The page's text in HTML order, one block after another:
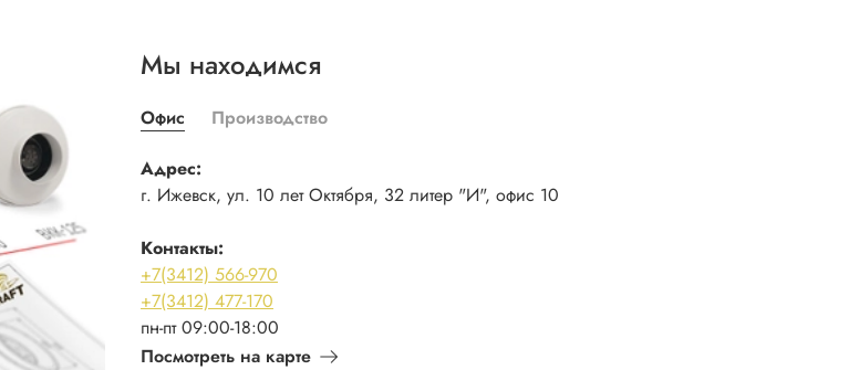
Мы находимся
Офис Производство
Адрес:
г. Ижевск, ул. 10 лет Октября, 32 литер "И", офис 10
Контакты:
+7(3412) 566-970
+7(3412) 477-170
пн-пт 09:00-18:00
Посмотреть на карте